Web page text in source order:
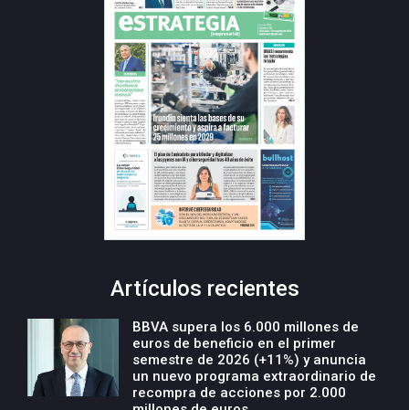
Artículos recientes
BBVA supera los 6.000 millones de
euros de beneficio en el primer
semestre de 2026 (+11%) y anuncia
un nuevo programa extraordinario de
recompra de acciones por 2.000